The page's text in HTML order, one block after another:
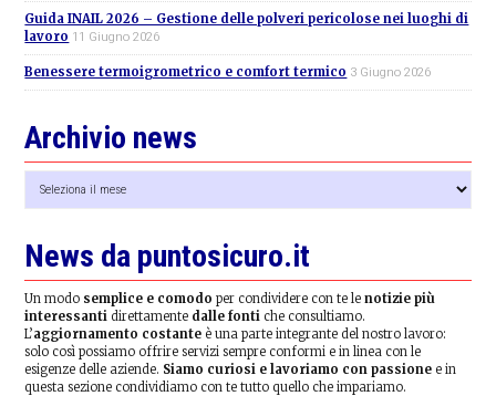
Guida INAIL 2026 – Gestione delle polveri pericolose nei luoghi di
lavoro 11 Giugno 2026
Benessere termoigrometrico e comfort termico 3 Giugno 2026
Archivio news
news
News da puntosicuro.it
Un modo semplice e comodo per condividere con te lenotizie più
interessanti direttamente dalle fonti che consultiamo.
L’aggiornamento costante è una parte integrante del nostro lavoro:
solo così possiamo offrire servizi sempre conformi e in linea con le
esigenze delle aziende. Siamo curiosi e lavoriamo con passione e in
questa sezione condividiamo con te tutto quello che impariamo.